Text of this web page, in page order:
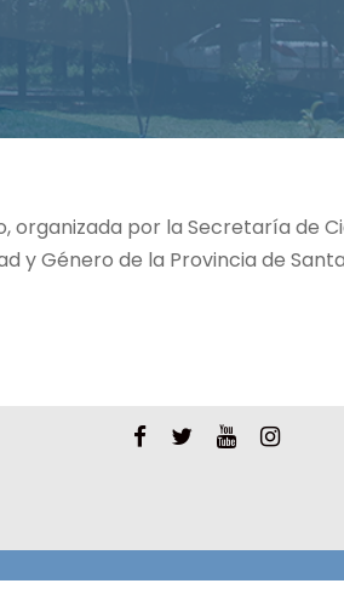
organizada por la Secretaría de
y Género de la Provincia de